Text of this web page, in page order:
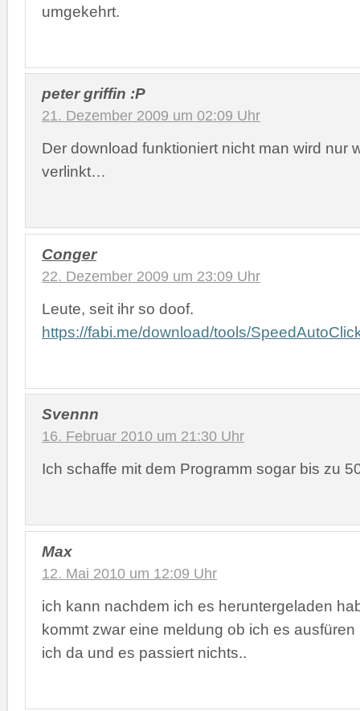
umgekehrt.
peter griffin :P
21. Dezember 2009 um 02:09 Uhr
Der download funktioniert nicht man wird nur
verlinkt…
Conger
22. Dezember 2009 um 23:09 Uhr
Leute, seit ihr so doof.
https://fabi.me/download/tools/
Svennn
16. Februar 2010 um 21:30 Uhr
Ich schaffe mit dem Programm sogar bis zu
Max
12. Mai 2010 um 12:09 Uhr
ich kann nachdem ich es heruntergeladen
kommt zwar eine meldung ob ich es
ich da und es passiert nichts..